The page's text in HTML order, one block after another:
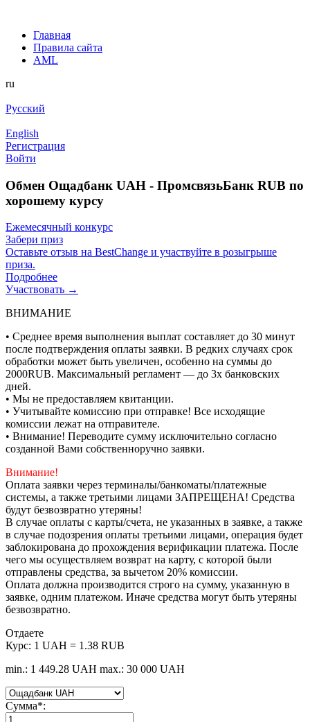
Главная
Правила сайта
AML
ru
Русский
English
Регистрация
Войти
Обмен Ощадбанк UAH - ПромсвязьБанк RUB по
хорошему курсу
Ежемесячный конкурс
Забери приз
Оставьте отзыв на BestChange и участвуйте в розыгрыше
приза.
Подробнее
Участвовать →
ВНИМАНИЕ
• Среднее время выполнения выплат составляет до 30 минут
после подтверждения оплаты заявки. В редких случаях срок
обработки может быть увеличен, особенно на суммы до
2000RUB. Максимальный регламент — до 3х банковских
дней.
• Мы не предоставляем квитанции.
• Учитывайте комиссию при отправке! Все исходящие
комиссии лежат на отправителе.
• Внимание! Переводите сумму исключительно согласно
созданной Вами собственноручно заявки.
Внимание!
Оплата заявки через терминалы/банкоматы/платежные
системы, а также третьими лицами ЗАПРЕЩЕНА! Средства
будут безвозвратно утеряны!
В случае оплаты с карты/счета, не указанных в заявке, а также
в случае подозрения оплаты третьими лицами, операция будет
заблокирована до прохождения верификации платежа. После
чего мы осуществляем возврат на карту, с которой были
отправлены средства, за вычетом 20% комиссии.
Оплата должна производится строго на сумму, указанную в
заявке, одним платежом. Иначе средства могут быть утеряны
безвозвратно.
Отдаете
Курс: 1 UAH = 1.38 RUB
min.: 1 449.28 UAH max.: 30 000 UAH
Сумма*: